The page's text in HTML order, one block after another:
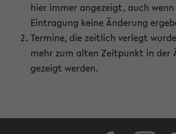
hier immer angezeigt, auch
Eintragung keine Änderung
Termine, die zeitlich verlegt
mehr zum alten Zeitpunkt in der
gezeigt werden.